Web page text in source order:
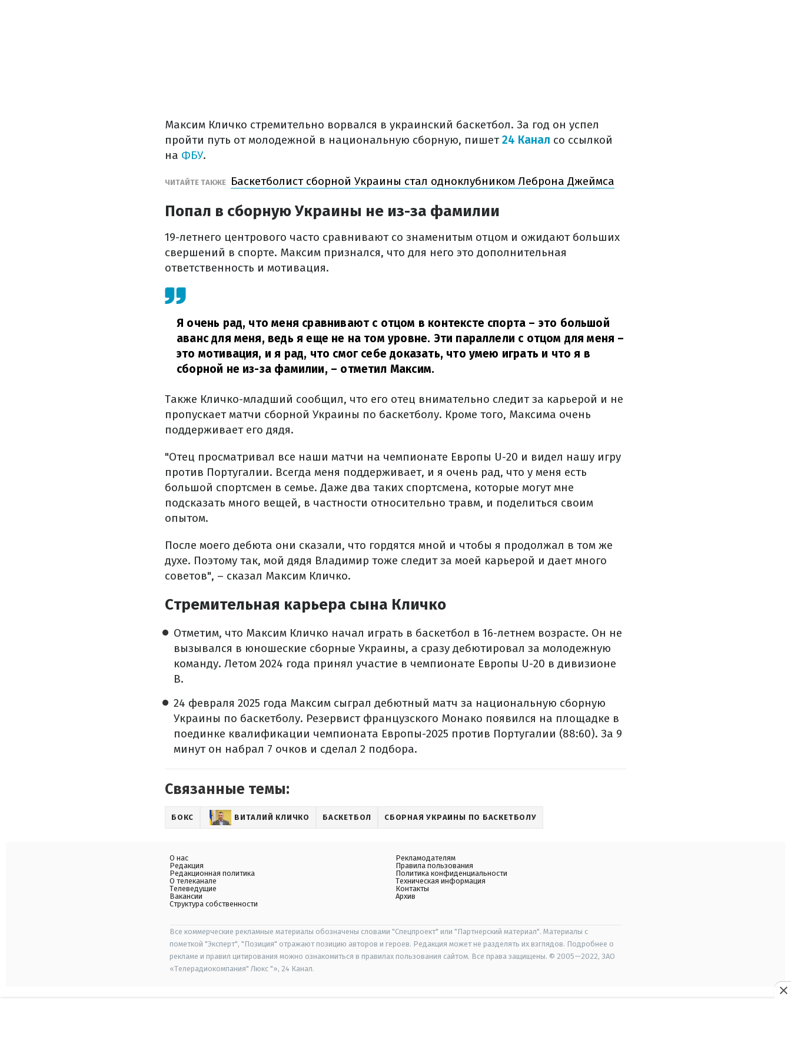
Максим Кличко стремительно ворвался в украинский баскетбол. За год он успел
пройти путь от молодежной в национальную сборную, пишет24 Канал со ссылкой
на ФБУ.
ЧИТАЙТЕ ТАКЖЕ Баскетболист сборной Украины стал одноклубником Леброна Джеймса
Попал в сборную Украины не из-за фамилии
19-летнего центрового часто сравнивают со знаменитым отцом и ожидают больших
свершений в спорте. Максим признался, что для него это дополнительная
ответственность и мотивация.
Я очень рад, что меня сравнивают с отцом в контексте спорта – это большой
аванс для меня, ведь я еще не на том уровне. Эти параллели с отцом для меня –
это мотивация, и я рад, что смог себе доказать, что умею играть и что я в
сборной не из-за фамилии, – отметил Максим.
Также Кличко-младший сообщил, что его отец внимательно следит за карьерой и не
пропускает матчи сборной Украины по баскетболу. Кроме того, Максима очень
поддерживает его дядя.
"Отец просматривал все наши матчи на чемпионате Европы U-20 и видел нашу игру
против Португалии. Всегда меня поддерживает, и я очень рад, что у меня есть
большой спортсмен в семье. Даже два таких спортсмена, которые могут мне
подсказать много вещей, в частности относительно травм, и поделиться своим
опытом.
После моего дебюта они сказали, что гордятся мной и чтобы я продолжал в том же
духе. Поэтому так, мой дядя Владимир тоже следит за моей карьерой и дает много
советов", – сказал Максим Кличко.
Стремительная карьера сына Кличко
Отметим, что Максим Кличко начал играть в баскетбол в 16-летнем возрасте. Он не
вызывался в юношеские сборные Украины, а сразу дебютировал за молодежную
команду. Летом 2024 года принял участие в чемпионате Европы U-20 в дивизионе
В.
24 февраля 2025 года Максим сыграл дебютный матч за национальную сборную
Украины по баскетболу. Резервист французского Монако появился на площадке в
поединке квалификации чемпионата Европы-2025 против Португалии (88:60). За 9
минут он набрал 7 очков и сделал 2 подбора.
Связанные темы:
БОКС ВИТАЛИЙ КЛИЧКО БАСКЕТБОЛ СБОРНАЯ УКРАИНЫ ПО БАСКЕТБОЛУ
О нас
Редакция
Редакционная политика
О телеканале
Телеведущие
Вакансии
Структура собственности
Рекламодателям
Правила пользования
Политика конфиденциальности
Техническая информация
Контакты
Архив
Все коммерческие рекламные материалы обозначены словами "Спецпроект" или "Партнерский материал". Материалы с
пометкой "Эксперт", "Позиция" отражают позицию авторов и героев. Редакция может не разделять их взглядов. Подробнее о
рекламе и правил цитирования можно ознакомиться в правилах пользования сайтом. Все права защищены. © 2005—2022, ЗАО
«Телерадиокомпания" Люкс "», 24 Канал.